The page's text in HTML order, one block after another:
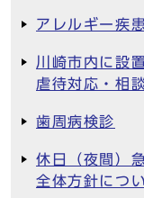
アレルギー疾
川崎市内に設
虐待対応・相
歯周病検診
休日（夜間）
全体方針につ